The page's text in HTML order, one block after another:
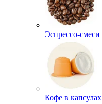
Эспрессо-смеси
Кофе в капсулах